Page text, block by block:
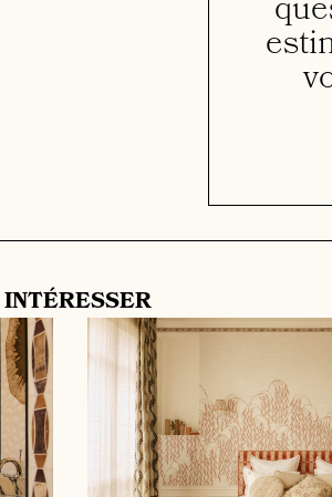
INTÉRESSER